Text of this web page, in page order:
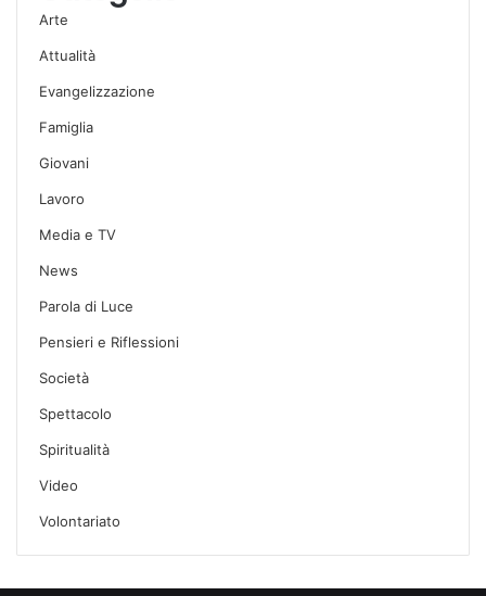
Arte
Attualità
Evangelizzazione
Famiglia
Giovani
Lavoro
Media e TV
News
Parola di Luce
Pensieri e Riflessioni
Società
Spettacolo
Spiritualità
Video
Volontariato